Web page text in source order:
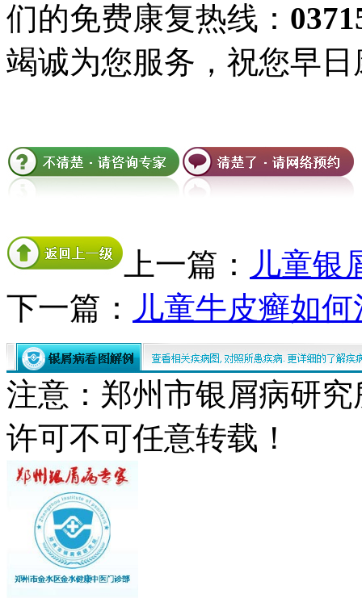
们的免费康复热线：
竭诚为您服务，祝您早日
上一篇： 儿童银
下一篇： 儿童牛皮癣如
注意：郑州市银屑病研
许可不可任意转载！